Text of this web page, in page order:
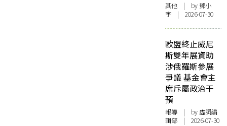
其他 | by 鄧小
宇 | 2026-07-30
歐盟終止威尼
斯雙年展資助
涉俄羅斯參展
爭議 基金會主
席斥屬政治干
預
報導 | by 虛詞編
輯部 | 2026-07-30